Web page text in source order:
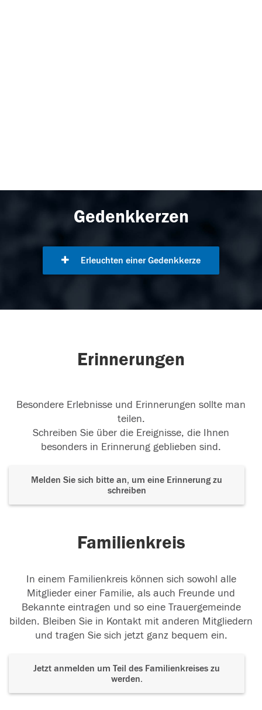
Gedenkkerzen
Erleuchten einer Gedenkkerze
Erinnerungen
Besondere Erlebnisse und Erinnerungen sollte man
teilen.
Schreiben Sie über die Ereignisse, die Ihnen
besonders in Erinnerung geblieben sind.
Melden Sie sich bitte an, um eine Erinnerung zu
schreiben
Familienkreis
In einem Familienkreis können sich sowohl alle
Mitglieder einer Familie, als auch Freunde und
Bekannte eintragen und so eine Trauergemeinde
bilden. Bleiben Sie in Kontakt mit anderen Mitgliedern
und tragen Sie sich jetzt ganz bequem ein.
Jetzt anmelden um Teil des Familienkreises zu
werden.